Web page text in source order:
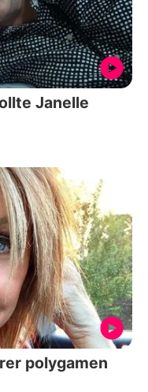
Janelle
polygamen